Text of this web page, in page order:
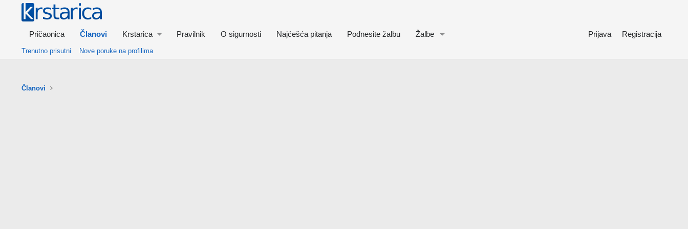
Pričaonica Članovi Krstarica Pravilnik O sigurnosti Najćešća pitanja Podnesite žalbu Žalbe Prijava Registracija
Trenutno prisutni Nove poruke na profilima
Članovi